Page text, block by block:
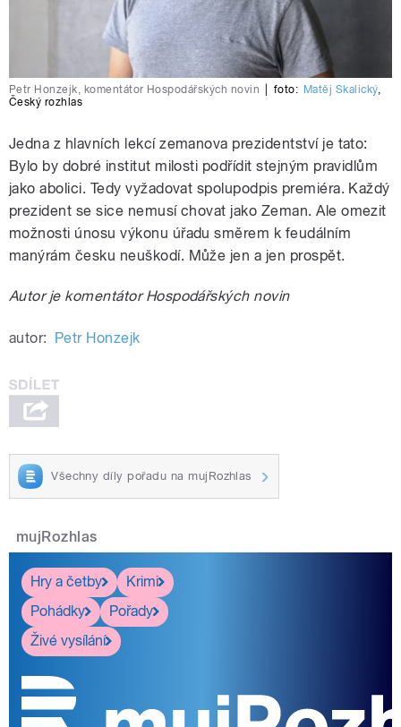
Petr Honzejk, komentátor Hospodářských novin foto: Matěj Skalický,
Český rozhlas
Jedna z hlavních lekcí zemanova prezidentství je tato:
Bylo by dobré institut milosti podřídit stejným pravidlům
jako abolici. Tedy vyžadovat spolupodpis premiéra. Každý
prezident se sice nemusí chovat jako Zeman. Ale omezit
možnosti únosu výkonu úřadu směrem k feudálním
manýrám česku neuškodí. Může jen a jen prospět.
Autor je komentátor Hospodářských novin
autor: Petr Honzejk
Všechny díly pořadu na mujRozhlas
mujRozhlas
Hry a četby
Krimi
Pohádky
Pořady
Živé vysílání